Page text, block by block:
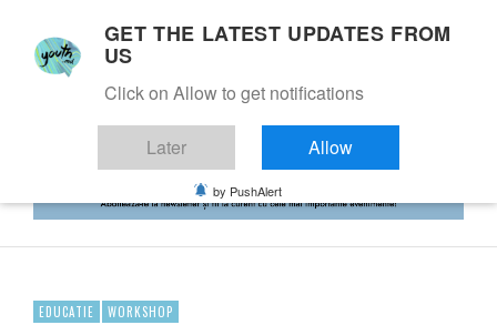
EDUCATIE WORKSHOP
GET THE LATEST UPDATES FROM
US
Click on Allow to get notifications
Later Allow
by PushAlert